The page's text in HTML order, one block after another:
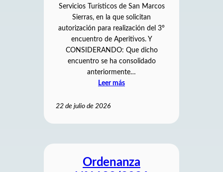
Servicios Turísticos de San Marcos
Sierras, en la que solicitan
autorización para realización del 3°
encuentro de Aperitivos. Y
CONSIDERANDO: Que dicho
encuentro se ha consolidado
anteriormente…
Leer más
22 de julio de 2026
Ordenanza